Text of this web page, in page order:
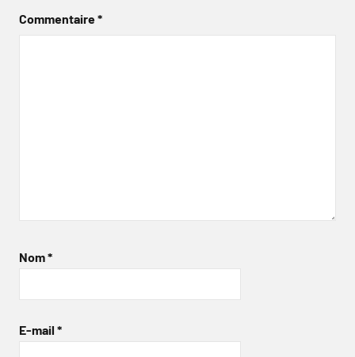
Commentaire*
Nom*
E-mail *